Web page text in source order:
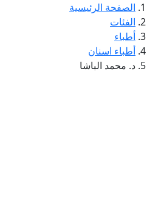
الصفحة الرئيسية
الفئات
أطباء
أطباء اسنان
د. محمد الباشا